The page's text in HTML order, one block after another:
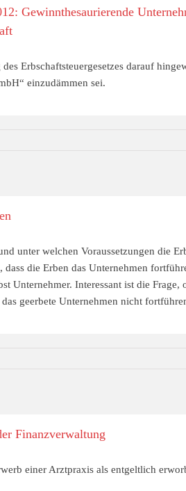
Gewinnthesaurierende
Erbschaftsteuergesetzes darauf
einzudämmen sei.
unter welchen Voraussetzungen die
die Erben das Unternehmen
Unternehmer. Interessant ist die Frage,
geerbete Unternehmen nicht
Finanzverwaltung
einer Arztpraxis als entgeltlich